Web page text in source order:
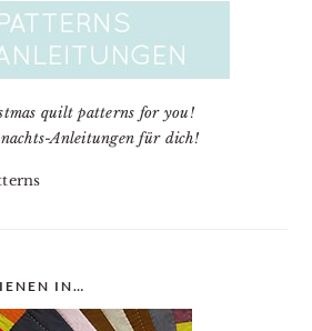
quilt patterns for you!
Anleitungen für dich!
IN…